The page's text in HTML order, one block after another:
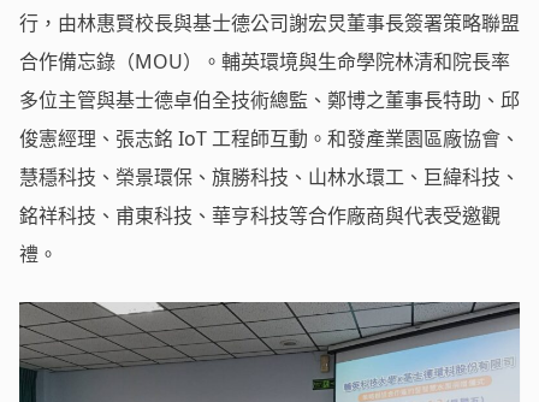
行，由林惠賢校長與基士德公司謝宏炅董事長簽署策略聯盟
合作備忘錄（MOU）。輔英環境與生命學院林清和院長率
多位主管與基士德卓伯全技術總監、鄭博之董事長特助、邱
俊憲經理、張志銘 IoT 工程師互動。和發產業園區廠協會、
慧穩科技、榮景環保、旗勝科技、山林水環工、巨緯科技、
銘祥科技、甫東科技、華亨科技等合作廠商與代表受邀觀
禮。